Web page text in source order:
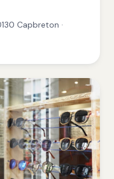
Capbreton ·